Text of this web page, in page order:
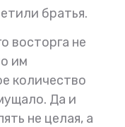
братья.
не
им
количество
Да и
не целая, а